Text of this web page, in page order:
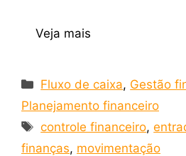
Veja mais
Fluxo de caixa, Gestão
Planejamento financeiro
controle financeiro,
finanças, movimentação